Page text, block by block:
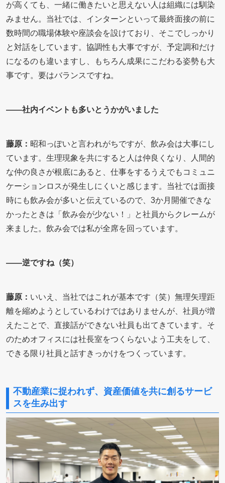
が高くても、一緒に働きたいと思えない人は組織には馴染
みません。当社では、インターンといって最終面接の前に
数時間の職場体験や座談会を設けており、そこでしっかり
と対話をしています。協調性も大事ですが、予定調和だけ
になるのも違いますし、もちろん成果にこだわる姿勢も大
事です。要はバランスですね。
――社内イベントも多いとうかがいました
藤原： 昭和っぽいと言われがちですが、飲み会は大事にし
ています。生理現象を共にすると人は仲良くなり、人間的
な仲の良さが根底にあると、仕事をするうえでもコミュニ
ケーションロスが発生しにくいと感じます。当社では面接
時にも飲み会が多いと伝えているので、3か月開催できな
かったときは「飲み会が少ない！」と社員からクレームが
来ました。飲み会では私が全席を回っています。
――逆ですね（笑）
藤原： いいえ、当社ではこれが基本です（笑）無理矢理距
離を縮めようとしているわけではありませんが、社員が増
えたことで、直接話ができない社員も出てきています。そ
のためオフィスには社長室をつくらないよう工夫をして、
できる限り社員と話すきっかけをつくっています。
不動産業に捉われず、資産価値を共に創るサービ
スを生み出す